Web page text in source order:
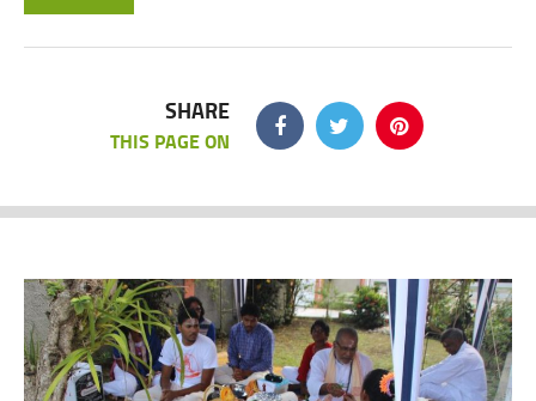
SHARE
THIS PAGE ON